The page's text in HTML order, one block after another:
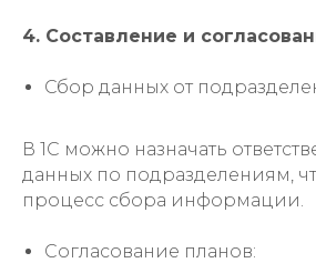
4. Составление и
Сбор данных от
В 1С можно назначать
данных по подразделениям,
процесс сбора информации.
Согласование планов: